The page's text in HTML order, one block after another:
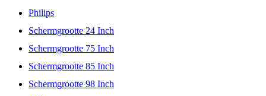
Philips
Schermgrootte 24 Inch
Schermgrootte 75 Inch
Schermgrootte 85 Inch
Schermgrootte 98 Inch